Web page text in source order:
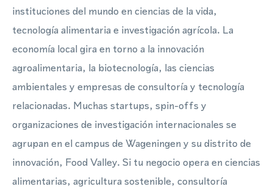
instituciones del mundo en ciencias de la vida,
tecnología alimentaria e investigación agrícola. La
economía local gira en torno a la innovación
agroalimentaria, la biotecnología, las ciencias
ambientales y empresas de consultoría y tecnología
relacionadas. Muchas startups, spin-offs y
organizaciones de investigación internacionales se
agrupan en el campus de Wageningen y su distrito de
innovación, Food Valley. Si tu negocio opera en ciencias
alimentarias, agricultura sostenible, consultoría